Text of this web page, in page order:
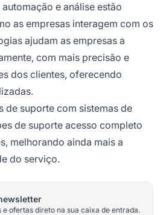
e análise estão
as empresas interagem com os
ajudam as empresas a
com mais precisão e
dos clientes, oferecendo
de suporte com sistemas de
de suporte acesso completo
melhorando ainda mais a
do serviço.
e ofertas direto na sua caixa de entrada.